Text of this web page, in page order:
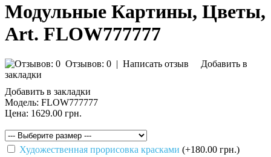
Модульные Картины, Цветы,
Art. FLOW777777
Отзывов: 0 | Написать отзыв
Добавить в
закладки
Добавить в закладки
Модель: FLOW777777
Цена: 1629.00 грн.
Художественная прорисовка красками (+180.00 грн.)